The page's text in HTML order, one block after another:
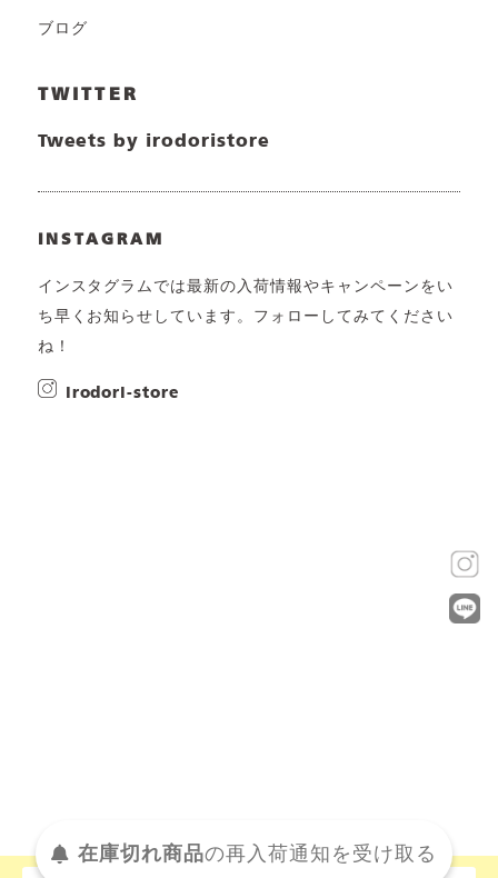
ブログ
TWITTER
Tweets by irodoristore
INSTAGRAM
インスタグラムでは最新の入荷情報やキャンペーンをい
ち早くお知らせしています。フォローしてみてください
ね！
irodori-store
在庫切れ商品の再入荷通知を 受け取る